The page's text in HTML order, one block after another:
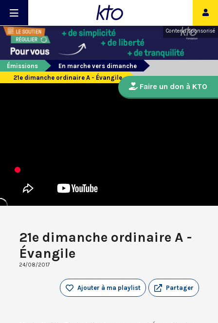
Contenu sponsorisé
Émissions
En marche vers dimanche
21e dimanche ordinaire A - Évangile
21e dimanche ordinaire A -
Évangile
24/08/2017
Partager
Ajouter à ma playlist
Faire un don à KTO